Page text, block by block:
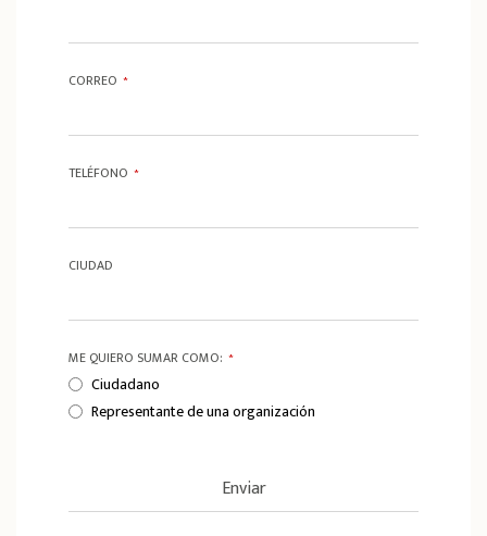
CORREO *
TELÉFONO *
CIUDAD
ME QUIERO SUMAR COMO: *
Ciudadano
Representante de una organización
Enviar